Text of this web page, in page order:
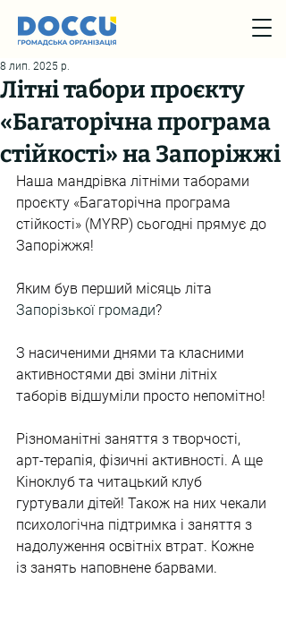
Літні табори проєкту
«Багаторічна програма
стійкості» на Запоріжжі
8 лип. 2025 р.
Наша мандрівка літніми таборами
проєкту «Багаторічна програма
стійкості» (MYRP) сьогодні прямує до
Запоріжжя!
Яким був перший місяць літа
Запорізької громади?
З насиченими днями та класними
активностями дві зміни літніх
таборів відшуміли просто непомітно!
Різноманітні заняття з творчості,
арт-терапія, фізичні активності. А ще
Кіноклуб та читацький клуб
гуртували дітей! Також на них чекали
психологічна підтримка і заняття з
надолуження освітніх втрат. Кожне
із занять наповнене барвами.